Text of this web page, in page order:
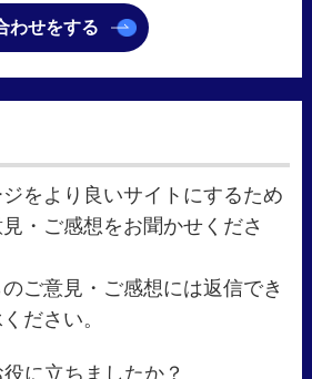
わせをする
をより良いサイトにするため
・ご感想をお聞かせくださ
ご意見・ご感想には返信でき
ださい。
に立ちましたか？